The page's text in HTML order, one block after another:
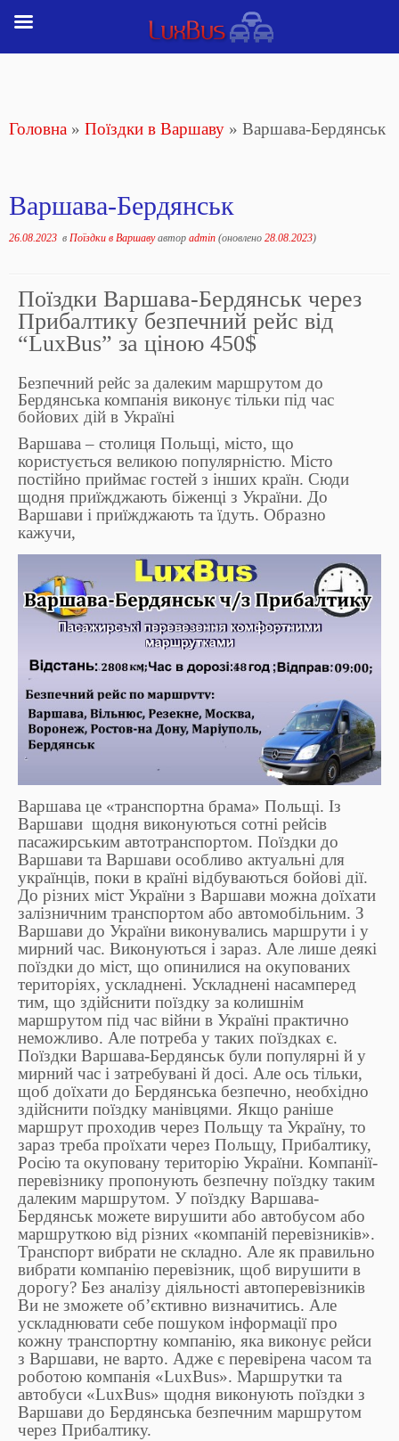
Головна » Поїздки в Варшаву » Варшава-Бердянськ
Варшава-Бердянськ
26.08.2023 в Поїздки в Варшавуавтор admin (оновлено 28.08.2023)
Поїздки Варшава-Бердянськ через
Прибалтику безпечний рейс від
“LuxBus” за ціною 450$
Безпечний рейс за далеким маршрутом до
Бердянська компанія виконує тільки під час
бойових дій в Україні
Варшава – столиця Польщі, місто, що
користується великою популярністю. Місто
постійно приймає гостей з інших країн. Сюди
щодня приїжджають біженці з України. До
Варшави і приїжджають та їдуть. Образно
кажучи,
Варшава це «транспортна брама» Польщі. Із
Варшави щодня виконуються сотні рейсів
пасажирським автотранспортом. Поїздки до
Варшави та Варшави особливо актуальні для
українців, поки в країні відбуваються бойові дії.
До різних міст України з Варшави можна доїхати
залізничним транспортом або автомобільним. З
Варшави до України виконувались маршрути і у
мирний час. Виконуються і зараз. Але лише деякі
поїздки до міст, що опинилися на окупованих
територіях, ускладнені. Ускладнені насамперед
тим, що здійснити поїздку за колишнім
маршрутом під час війни в Україні практично
неможливо. Але потреба у таких поїздках є.
Поїздки Варшава-Бердянськ були популярні й у
мирний час і затребувані й досі. Але ось тільки,
щоб доїхати до Бердянська безпечно, необхідно
здійснити поїздку манівцями. Якщо раніше
маршрут проходив через Польщу та Україну, то
зараз треба проїхати через Польщу, Прибалтику,
Росію та окуповану територію України. Компанії-
перевізнику пропонують безпечну поїздку таким
далеким маршрутом. У поїздку Варшава-
Бердянськ можете вирушити або автобусом або
маршруткою від різних «компаній перевізників».
Транспорт вибрати не складно. Але як правильно
вибрати компанію перевізник, щоб вирушити в
дорогу? Без аналізу діяльності автоперевізників
Ви не зможете об’єктивно визначитись. Але
ускладнювати себе пошуком інформації про
кожну транспортну компанію, яка виконує рейси
з Варшави, не варто. Адже є перевірена часом та
роботою компанія «LuxBus». Маршрутки та
автобуси «LuxBus» щодня виконують поїздки з
Варшави до Бердянська безпечним маршрутом
через Прибалтику.